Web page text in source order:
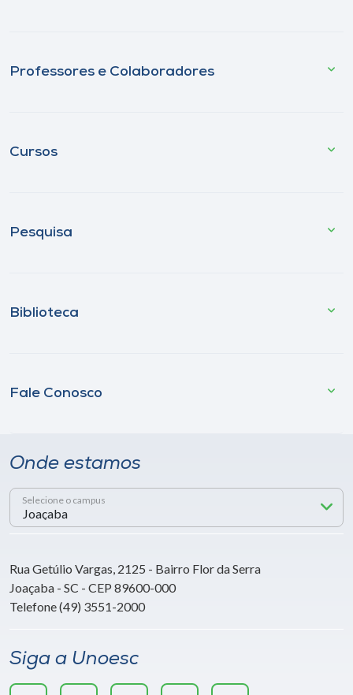
Professores e Colaboradores
Cursos
Pesquisa
Biblioteca
Fale Conosco
Onde estamos
Selecione o campus
Rua Getúlio Vargas, 2125 - Bairro Flor da Serra
Joaçaba - SC - CEP 89600-000
Telefone (49) 3551-2000
Siga a Unoesc